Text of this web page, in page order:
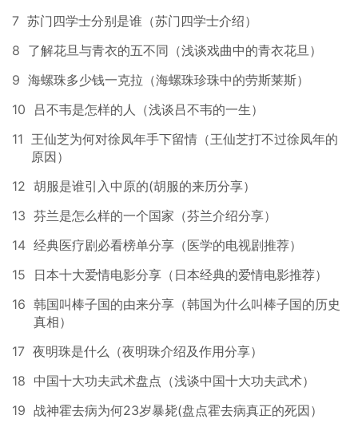
7 苏门四学士分别是谁（苏门四学士介绍）
8 了解花旦与青衣的五不同（浅谈戏曲中的青衣花旦）
9 海螺珠多少钱一克拉（海螺珠珍珠中的劳斯莱斯）
10
吕不韦是怎样的人（浅谈吕不韦的一生）
11 王仙芝为何对徐凤年手下留情（王仙芝打不过徐凤年的
原因）
12 胡服是谁引入中原的(胡服的来历分享）
13 芬兰是怎么样的一个国家（芬兰介绍分享）
14 经典医疗剧必看榜单分享（医学的电视剧推荐）
15
日本十大爱情电影分享（日本经典的爱情电影推荐）
16 韩国叫棒子国的由来分享（韩国为什么叫棒子国的历史
真相）
17 夜明珠是什么（夜明珠介绍及作用分享）
18 中国十大功夫武术盘点（浅谈中国十大功夫武术）
19 战神霍去病为何23岁暴毙(盘点霍去病真正的死因）